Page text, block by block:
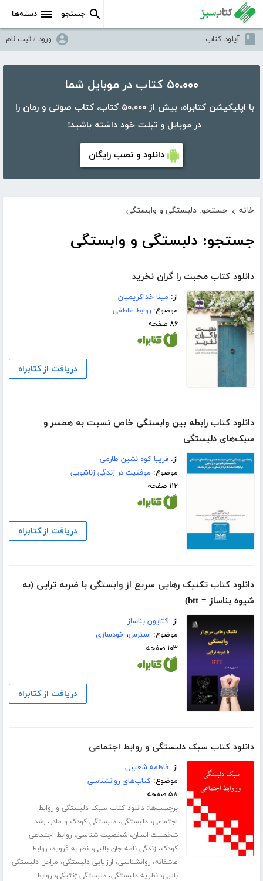
دسته‌ها جستجو
آپلود کتاب ورود / ثبت نام
۵۰،۰۰۰ کتاب در موبایل شما
با اپلیکیشن کتابراه، بیش از ۵۰،۰۰۰ کتاب، کتاب صوتی و رمان را
در موبایل و تبلت خود داشته باشید!
دانلود و نصب رایگان
خانه › جستجو: دلبستگی و وابستگی
جستجو: دلبستگی و وابستگی
دانلود کتاب محبت را گران نخرید
از: مینا خداکریمیان
موضوع:روابط عاطفی
۸۶ صفحه
دریافت از کتابراه
دانلود کتاب رابطه بین وابستگی خاص نسبت به همسر و
سبک‌های دلبستگی
از:فریبا کوه نشین طارمی
موضوع: موفقیت در زندگی زناشویی
۱۱۲ صفحه
دریافت از کتابراه
دانلود کتاب تکنیک رهایی سریع از وابستگی با ضربه تراپی (به
شیوه بناساز = btt)
از:کتایون بناساز
موضوع: استرس،خودسازی
۱۰۳ صفحه
دریافت از کتابراه
دانلود کتاب سبک دلبستگی و روابط اجتماعی
از:فاطمه شعیبی
موضوع:کتاب‌های روانشناسی
۵۸ صفحه
برچسب‌ها:دانلود کتاب سبک دلبستگی و روابط
اجتماعی،دلبستگی،دلبستگی کودک و مادر،رشد
شخصیت انسان،شخصیت شناسی،روابط اجتماعی
کودک، زندگی‌ نامه جان بالبی،نظریه فروید،روابط
عاشقانه،روانشناسی، ارزیابی دلبستگی، مراحل دلبستگی
بالبی،نظریه دلبستگی،دلبستگی ژنتیکی،روابط